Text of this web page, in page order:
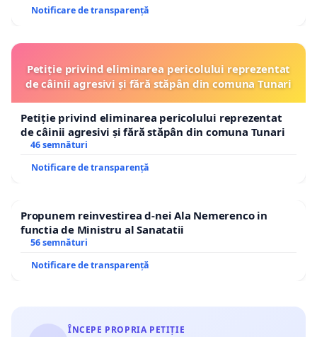
Notificare de transparență
Petiție privind eliminarea pericolului reprezentat
de câinii agresivi și fără stăpân din comuna Tunari
Petiție privind eliminarea pericolului reprezentat
de câinii agresivi și fără stăpân din comuna Tunari
46 semnături
Notificare de transparență
Propunem reinvestirea d-nei Ala Nemerenco in
functia de Ministru al Sanatatii
56 semnături
Notificare de transparență
ÎNCEPE PROPRIA PETIȚIE